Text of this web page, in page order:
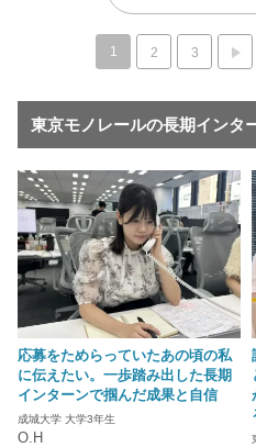
1 2 3
東京モノレールの長期インタ
応募をためらっていたあの頃の私
に伝えたい。一歩踏み出した長期
インターンで掴んだ成果と自信
成城大学 大学3年生
O.H